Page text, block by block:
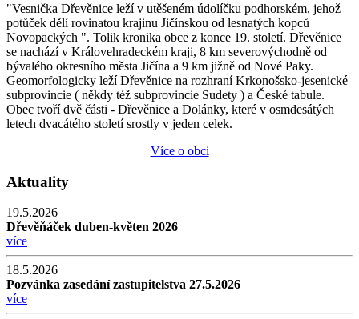
"Vesnička Dřevěnice leží v utěšeném údolíčku podhorském, jehož
potůček dělí rovinatou krajinu Jičínskou od lesnatých kopců
Novopackých ". Tolik kronika obce z konce 19. století. Dřevěnice
se nachází v Královehradeckém kraji, 8 km severovýchodně od
bývalého okresního města Jičína a 9 km jižně od Nové Paky.
Geomorfologicky leží Dřevěnice na rozhraní Krkonošsko-jesenické
subprovincie ( někdy též subprovincie Sudety ) a České tabule.
Obec tvoří dvě části - Dřevěnice a Dolánky, které v osmdesátých
letech dvacátého století srostly v jeden celek.
Více o obci
Aktuality
19.5.2026
Dřevěňáček duben-květen 2026
více
18.5.2026
Pozvánka zasedání zastupitelstva 27.5.2026
více